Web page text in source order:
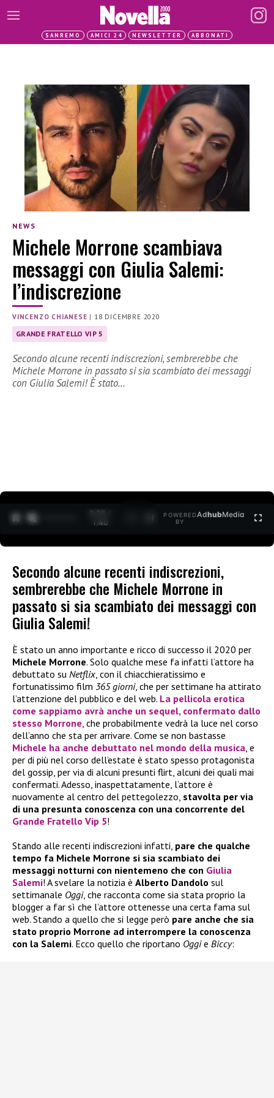
SANREMO AMICI 24 NEWSLETTER ABBONATI
NEWS
Michele Morrone scambiava
messaggi con Giulia Salemi:
l’indiscrezione
VINCENZO CHIANESE | 18 DICEMBRE 2020
GRANDE FRATELLO VIP 5
Secondo alcune recenti indiscrezioni, sembrerebbe che
Michele Morrone in passato si sia scambiato dei messaggi
con Giulia Salemi! È stato…
0:26 /
1:40
POWERED
BY
AdhubMedia
Secondo alcune recenti indiscrezioni,
sembrerebbe che Michele Morrone in
passato si sia scambiato dei messaggi con
Giulia Salemi!
È stato un anno importante e ricco di successo il 2020 per
Michele Morrone. Solo qualche mese fa infatti l’attore ha
debuttato su Netflix, con il chiacchieratissimo e
fortunatissimo film 365 giorni, che per settimane ha attirato
l’attenzione del pubblico e del web. La pellicola erotica
come sappiamo avrà anche un sequel, confermato dallo
stesso Morrone, che probabilmente vedrà la luce nel corso
dell’anno che sta per arrivare. Come se non bastasse
Michele ha anche debuttato nel mondo della musica, e
per di più nel corso dell’estate è stato spesso protagonista
del gossip, per via di alcuni presunti flirt, alcuni dei quali mai
confermati. Adesso, inaspettatamente, l’attore è
nuovamente al centro del pettegolezzo, stavolta per via
di una presunta conoscenza con una concorrente del
Grande Fratello Vip 5!
Stando alle recenti indiscrezioni infatti, pare che qualche
tempo fa Michele Morrone si sia scambiato dei
messaggi notturni con nientemeno che con Giulia
Salemi! A svelare la notizia è Alberto Dandolo sul
settimanale Oggi, che racconta come sia stata proprio la
blogger a far sì che l’attore ottenesse una certa fama sul
web. Stando a quello che si legge però pare anche che sia
stato proprio Morrone ad interrompere la conoscenza
con la Salemi. Ecco quello che riportano Oggie Biccy: